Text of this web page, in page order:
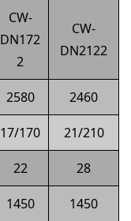
CW-
DN172
2
CW-
DN2122
2580 2460
17/170 21/210
22 28
1450 1450